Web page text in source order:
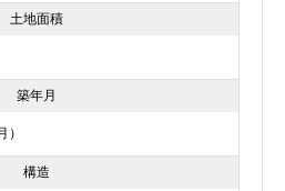
土地面積
築年月
構造